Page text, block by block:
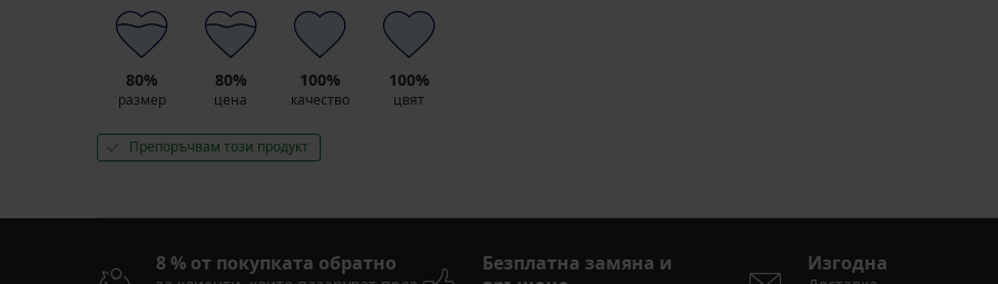
(180,99
лв.)
80%
размер
80%
цена
100%
качество
100%
цвят
Препоръчвам този продукт
8 % от покупката обратно
Безплатна замяна и
Изгодна